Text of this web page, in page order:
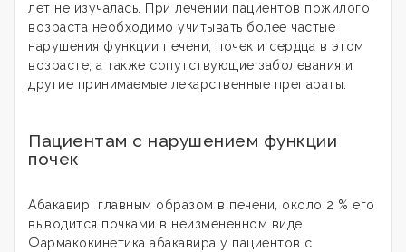
лет не изучалась. При лечении пациентов пожилого
возраста необходимо учитывать более частые
нарушения функции печени, почек и сердца в этом
возрасте, а также сопутствующие заболевания и
другие принимаемые лекарственные препараты.
Пациентам с нарушением функции
почек
Абакавир главным образом в печени, около 2 % его
выводится почками в неизмененном виде.
Фармакокинетика абакавира у пациентов с